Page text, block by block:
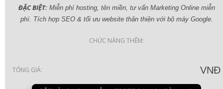
ĐẶC BIỆT:Miễn phí hosting, tên miền, tư vấn Marketing Online miễn
phí. Tích hợp SEO & tối ưu website thân thiện với bộ máy Google.
CHỨC NĂNG THÊM:
TỔNG GIÁ: VNĐ